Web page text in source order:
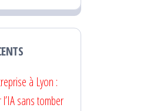
à Lyon :
sans tomber